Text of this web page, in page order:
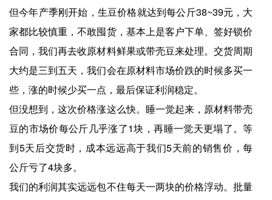
但今年产季刚开始，生豆价格就达到每公斤38~39元，大
家都比较慎重，不敢囤货，基本上是客户下单、签好锁价
合同，我们再去收原材料鲜果或带壳豆来处理。交货周期
大约是三到五天，我们会在原材料市场价跌的时候多买一
些，涨的时候少买一点，最后保证利润稳定。
但没想到，这次价格涨这么快。睡一觉起来，原材料带壳
豆的市场价每公斤几乎涨了1块，再睡一觉天更塌了。等
到5天后交货时，成本远远高于我们5天前的销售价，每
公斤亏了4块多。
我们的利润其实远远包不住每天一两块的价格浮动。批量